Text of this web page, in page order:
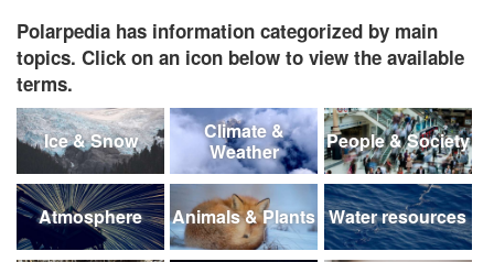
Polarpedia has information categorized by main
topics. Click on an icon below to view the available
terms.
Ice & Snow
Climate &
Weather
People & Society
Atmosphere Animals & Plants Water resources